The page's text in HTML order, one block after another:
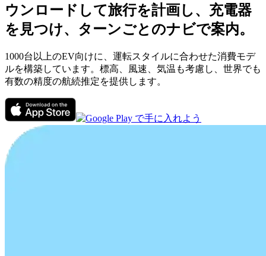
ウンロードして旅行を計画し、充電器
を見つけ、ターンごとのナビで案内。
1000台以上のEV向けに、運転スタイルに合わせた消費モデ
ルを構築しています。標高、風速、気温も考慮し、世界でも
有数の精度の航続推定を提供します。